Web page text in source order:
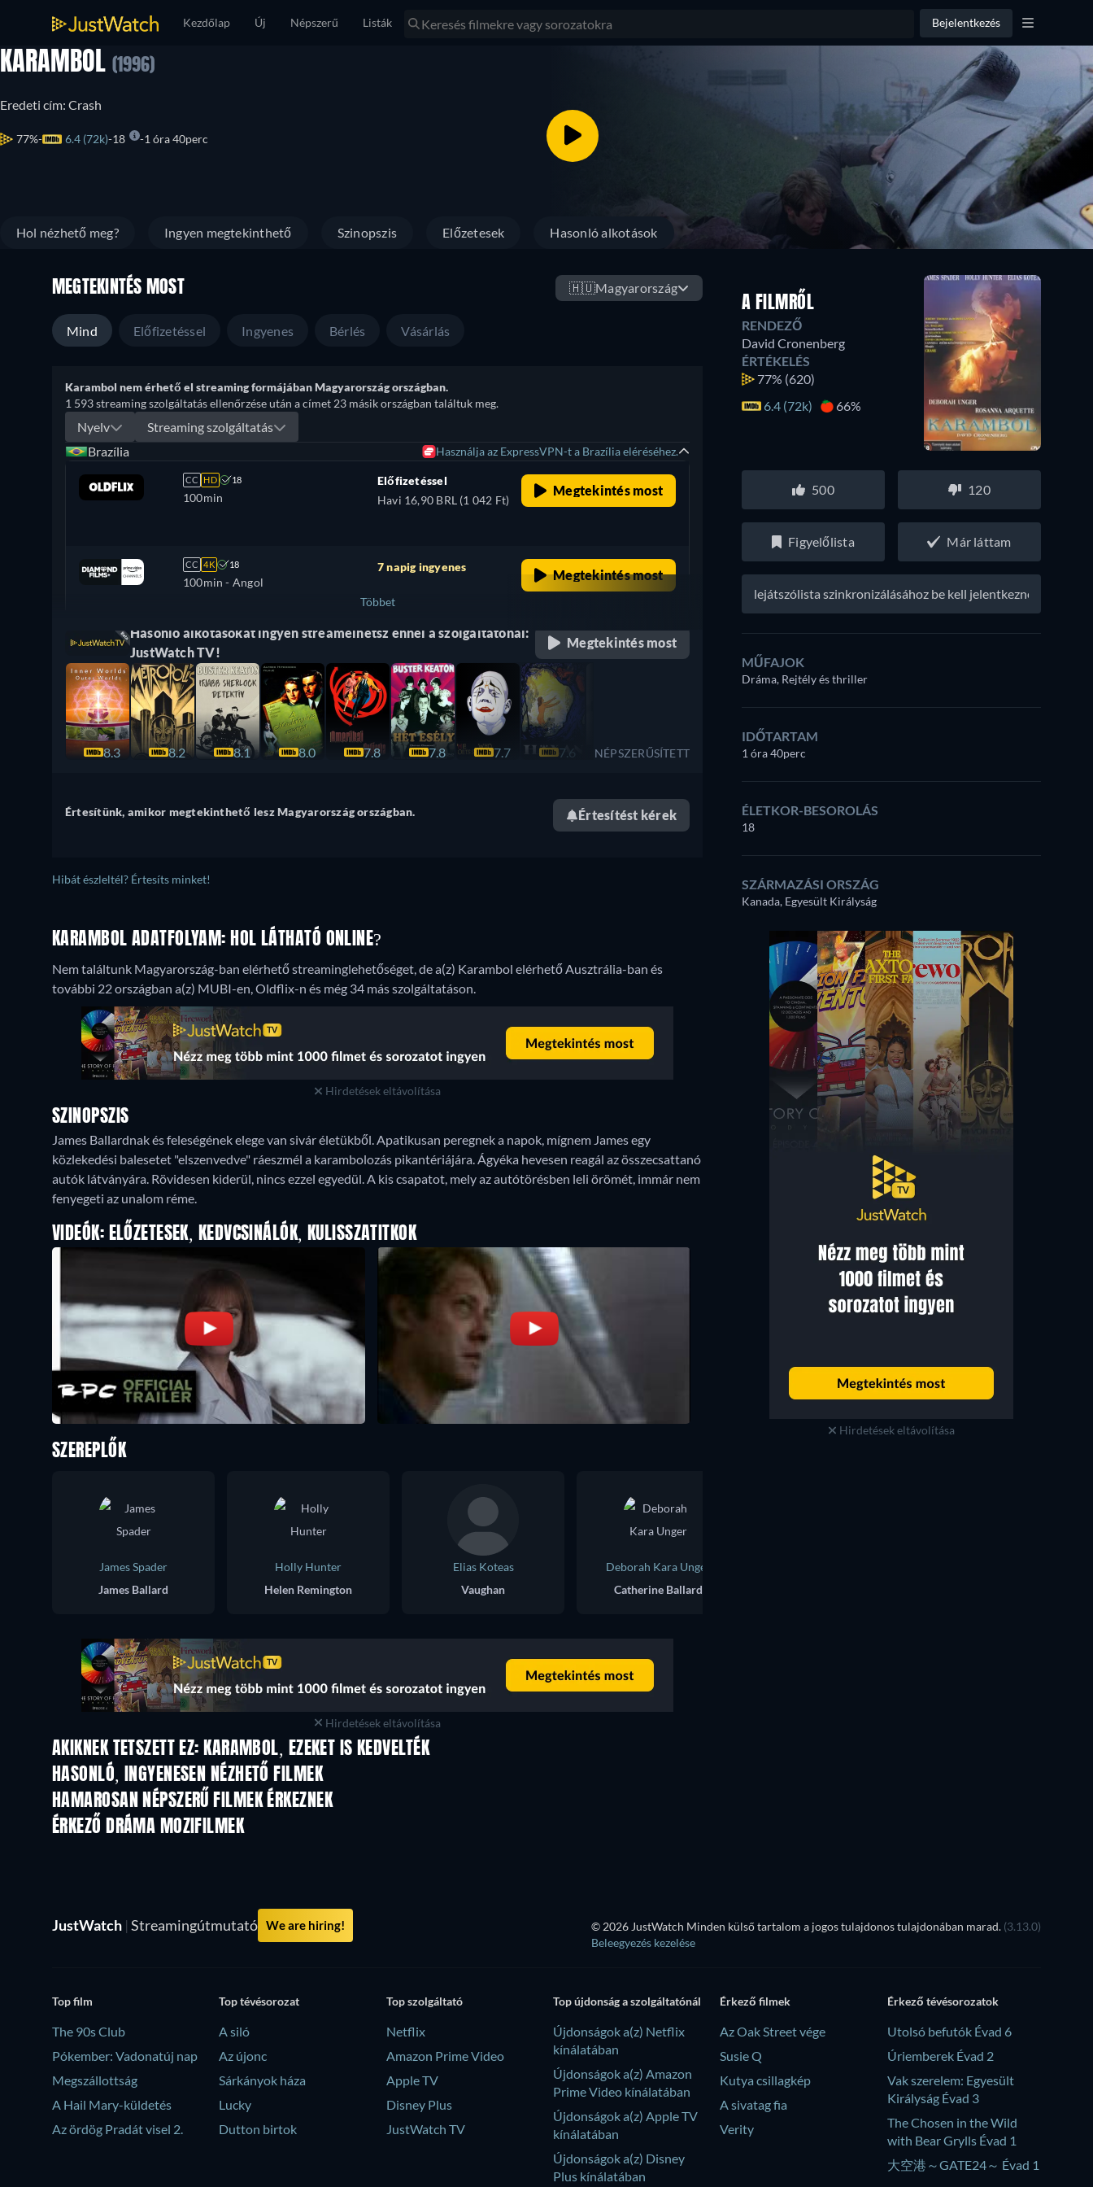
Kezdőlap Új Népszerű Listák Bejelentkezés
KARAMBOL (1996)
Eredeti cím: Crash
77% 6.4 (72k) 18 1 óra 40perc
Hol nézhető meg? Ingyen megtekinthető Szinopszis Előzetesek Hasonló alkotások
MEGTEKINTÉS MOST 🇭🇺Magyarország
Mind Előfizetéssel Ingyenes Bérlés Vásárlás
Karambol nem érhető el streaming formájában Magyarország országban.
1 593 streaming szolgáltatás ellenőrzése után a címet 23 másik országban találtuk meg.
Nyelv
Streaming szolgáltatás
Brazília
Használja az ExpressVPN-t a Brazília eléréséhez.
CC HD 18
100min
Előfizetéssel
Havi 16,90 BRL (1 042 Ft)
Megtekintés most
CC 4K 18
100min - Angol
7 napig ingyenes
Megtekintés most
Olaszország + 1
Többet
Hasonló alkotásokat ingyen streamelhetsz ennél a szolgáltatónál:
JustWatch TV!
Megtekintés most
8.3 8.2 8.1 8.0 7.8 7.8 7.7 7.6 7.6 7.5
NÉPSZERŰSÍTETT
Értesítünk, amikor megtekinthető lesz Magyarország országban. Értesítést kérek
Hibát észleltél? Értesíts minket!
KARAMBOL ADATFOLYAM: HOL LÁTHATÓ ONLINE?
Nem találtunk Magyarország-ban elérhető streaminglehetőséget, de a(z) Karambol elérhető Ausztrália-ban és
további 22 országban a(z) MUBI-en, Oldflix-n és még 34 más szolgáltatáson.
Hirdetések eltávolítása
SZINOPSZIS
James Ballardnak és feleségének elege van sivár életükből. Apatikusan peregnek a napok, mígnem James egy
közlekedési balesetet "elszenvedve" ráeszmél a karambolozás pikantériájára. Ágyéka hevesen reagál az összecsattanó
autók látványára. Rövidesen kiderül, nincs ezzel egyedül. A kis csapatot, mely az autótörésben leli örömét, immár nem
fenyegeti az unalom réme.
VIDEÓK: ELŐZETESEK, KEDVCSINÁLÓK, KULISSZATITKOK
A FILMRŐL
RENDEZŐ
David Cronenberg
ÉRTÉKELÉS
77% (620)
6.4 (72k)
66%
500 120
Figyelőlista Már láttam
A lejátszólista szinkronizálásához be kell jelentkezned
MŰFAJOK
Dráma, Rejtély és thriller
IDŐTARTAM
1 óra 40perc
ÉLETKOR-BESOROLÁS
18
SZÁRMAZÁSI ORSZÁG
Kanada, Egyesült Királyság
Hirdetések eltávolítása
SZEREPLŐK
James Spader
James Ballard
Holly Hunter
Helen Remington
Elias Koteas
Vaughan
Deborah Kara Unger
Catherine Ballard
Hirdetések eltávolítása
AKIKNEK TETSZETT EZ: KARAMBOL, EZEKET IS KEDVELTÉK
HASONLÓ, INGYENESEN NÉZHETŐ FILMEK
HAMAROSAN NÉPSZERŰ FILMEK ÉRKEZNEK
ÉRKEZŐ DRÁMA MOZIFILMEK
JustWatch | Streamingútmutató We are hiring! © 2026 JustWatch Minden külső tartalom a jogos tulajdonos tulajdonában marad. (3.13.0)
Beleegyezés kezelése
Top film
The 90s Club
Pókember: Vadonatúj nap
Megszállottság
A Hail Mary-küldetés
Az ördög Pradát visel 2.
Top tévésorozat
A siló
Az újonc
Sárkányok háza
Lucky
Dutton birtok
Top szolgáltató
Netflix
Amazon Prime Video
Apple TV
Disney Plus
JustWatch TV
Top újdonság a szolgáltatónál
Újdonságok a(z) Netflix
kínálatában
Újdonságok a(z) Amazon
Prime Video kínálatában
Újdonságok a(z) Apple TV
kínálatában
Újdonságok a(z) Disney
Plus kínálatában
Érkező filmek
Az Oak Street vége
Susie Q
Kutya csillagkép
A sivatag fia
Verity
Érkező tévésorozatok
Utolsó befutók Évad 6
Úriemberek Évad 2
Vak szerelem: Egyesült
Királyság Évad 3
The Chosen in the Wild
with Bear Grylls Évad 1
大空港～GATE24～ Évad 1